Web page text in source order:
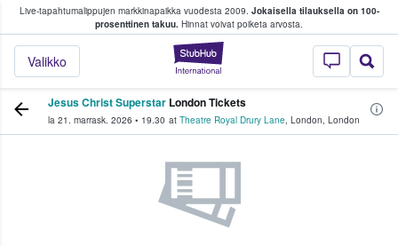
Live-tapahtumalippujen markkinapaikka vuodesta 2009. Jokaisella tilauksella on 100-
prosenttinen takuu. Hinnat voivat poiketa arvosta.
StubHub -
Valikko
fanit ostavat ja myyvät lippuja
Jesus Christ Superstar London Tickets
la 21. marrask. 2026 • 19.30 at Theatre Royal Drury Lane, London, London